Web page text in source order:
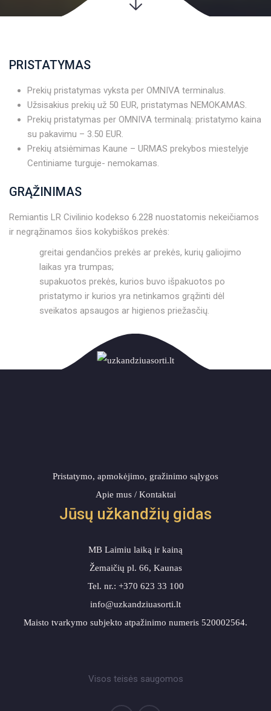
PRISTATYMAS
Prekių pristatymas vyksta per OMNIVA terminalus.
Užsisakius prekių už 50 EUR, pristatymas NEMOKAMAS.
Prekių pristatymas per OMNIVA terminalą: pristatymo kaina
su pakavimu – 3.50 EUR.
Prekių atsiėmimas Kaune – URMAS prekybos miestelyje
Centiniame turguje- nemokamas.
GRĄŽINIMAS
Remiantis LR Civilinio kodekso 6.228 nuostatomis nekeičiamos
ir negrąžinamos šios kokybiškos prekės:
greitai gendančios prekės ar prekės, kurių galiojimo
laikas yra trumpas;
supakuotos prekės, kurios buvo išpakuotos po
pristatymo ir kurios yra netinkamos grąžinti dėl
sveikatos apsaugos ar higienos priežasčių.
Pristatymo, apmokėjimo, gražinimo sąlygos
Apie mus / Kontaktai
Jūsų užkandžių gidas
MB Laimiu laiką ir kainą
Žemaičių pl. 66, Kaunas
Tel. nr.: +370 623 33 100
info@uzkandziuasorti.lt
Maisto tvarkymo subjekto atpažinimo numeris 520002564.
Visos teisės saugomos